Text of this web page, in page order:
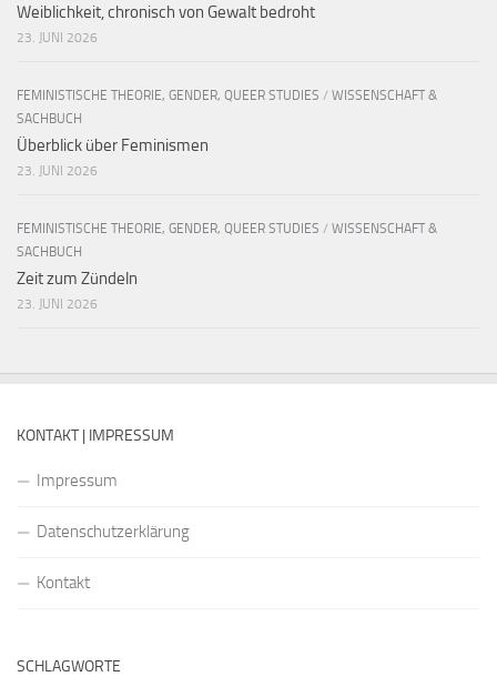
Weiblichkeit, chronisch von Gewalt bedroht
23. JUNI 2026
FEMINISTISCHE THEORIE, GENDER, QUEER STUDIES / WISSENSCHAFT &
SACHBUCH
Überblick über Feminismen
23. JUNI 2026
FEMINISTISCHE THEORIE, GENDER, QUEER STUDIES / WISSENSCHAFT &
SACHBUCH
Zeit zum Zündeln
23. JUNI 2026
KONTAKT | IMPRESSUM
Impressum
Datenschutzerklärung
Kontakt
SCHLAGWORTE